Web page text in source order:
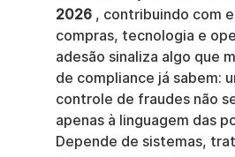
2026 , contribuindo com
compras, tecnologia e
adesão sinaliza algo que
de compliance já sabem:
controle de fraudes não
apenas à linguagem das
Depende de sistemas,